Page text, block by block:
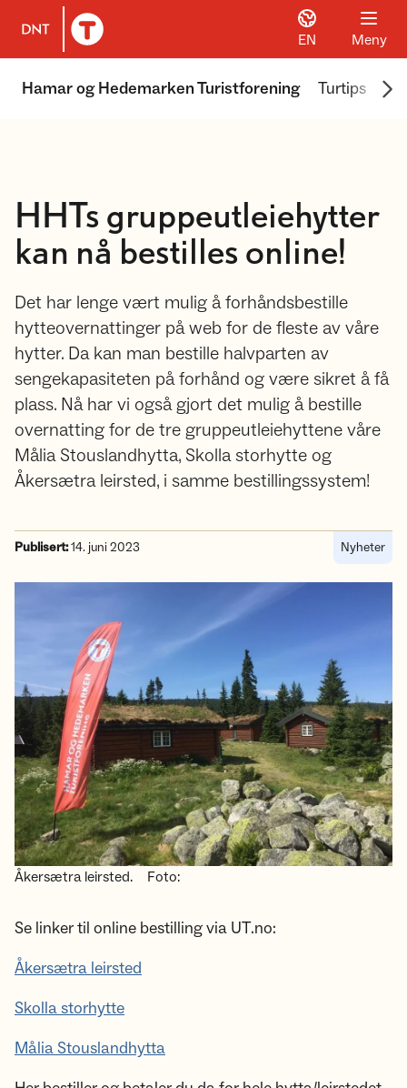
Til DNT.no forside
EN Meny
Hamar og Hedemarken Turistforening Turtips
HHTs gruppeutleiehytter
kan nå bestilles online!
Det har lenge vært mulig å forhåndsbestille
hytteovernattinger på web for de fleste av våre
hytter. Da kan man bestille halvparten av
sengekapasiteten på forhånd og være sikret å få
plass. Nå har vi også gjort det mulig å bestille
overnatting for de tre gruppeutleiehyttene våre
Målia Stouslandhytta, Skolla storhytte og
Åkersætra leirsted, i samme bestillingssystem!
Publisert:14. juni 2023 Nyheter
Åkersætra leirsted. Foto:
Se linker til online bestilling via UT.no:
Åkersætra leirsted
Skolla storhytte
Målia Stouslandhytta